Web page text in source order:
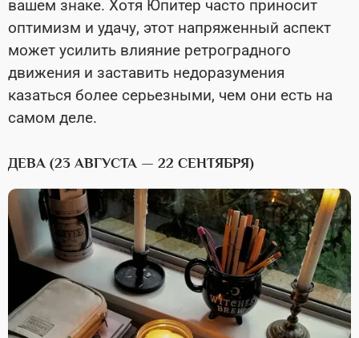
вашем знаке. Хотя Юпитер часто приносит
оптимизм и удачу, этот напряженный аспект
может усилить влияние ретроградного
движения и заставить недоразумения
казаться более серьезными, чем они есть на
самом деле.
ДЕВА (23 АВГУСТА — 22 СЕНТЯБРЯ)